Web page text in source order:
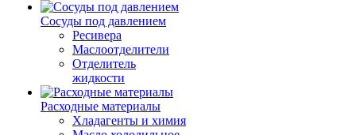
Сосуды под давлением
Ресивера
Маслоотделители
Отделитель
жидкости
Расходные материалы
Хладагенты и химия